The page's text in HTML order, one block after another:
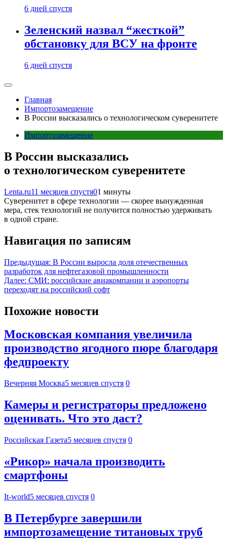
6 дней спустя
Зеленский назвал “жесткой”
обстановку для ВСУ на фронте
6 дней спустя
Главная
Импортозамещение
В России высказались о технологическом суверенитете
Импортозамещение
В России высказались
о технологическом суверенитете
Lenta.ru11 месяцев спустя01 минуты
Суверенитет в сфере технологии — скорее вынужденная
мера, стек технологий не получится полностью удерживать
в одной стране.
Навигация по записям
Предыдущая: В России выросла доля отечественных
разработок для нефтегазовой промышленности
Далее: СМИ: российские авиакомпании и аэропорты
переходят на российский софт
Похожие новости
Московская компания увеличила
производство ягодного пюре благодаря
федпроекту
Вечерняя Москва5 месяцев спустя 0
Камеры и регистраторы предложено
оценивать. Что это даст?
Российская Газета5 месяцев спустя 0
«Рикор» начала производить
смартфоны
It-world5 месяцев спустя 0
В Петербурге завершили
импортозамещение титановых труб